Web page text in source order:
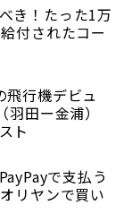
き！たった1万
付されたコー
飛行機デビュ
田ー金浦）
ト
で支払う
リヤンで買い